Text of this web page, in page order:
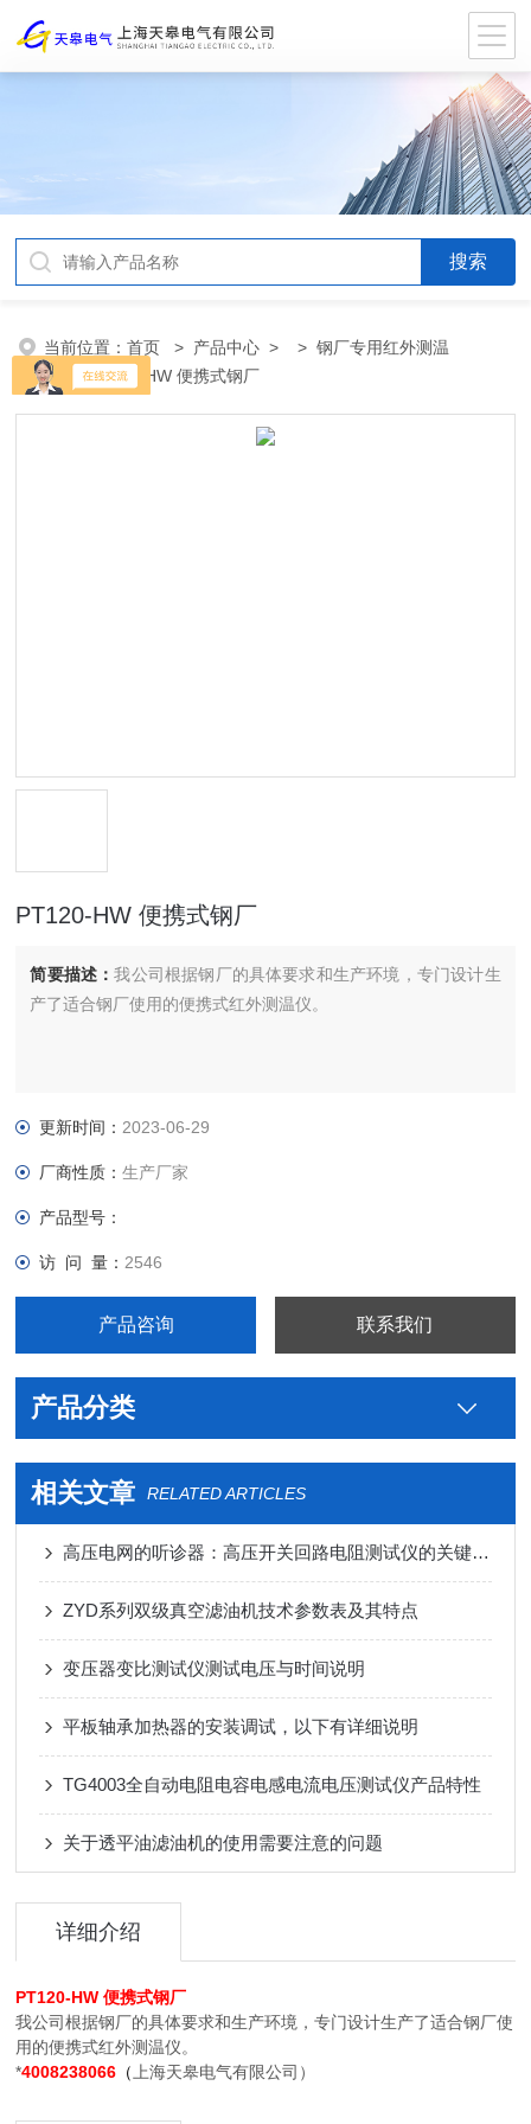
当前位置：首页 > 产品中心 > >钢厂专用红外测温
仪
> PT120-HW 便携式钢厂
PT120-HW 便携式钢厂
简要描述：我公司根据钢厂的具体要求和生产环境，专门设计生
产了适合钢厂使用的便携式红外测温仪。
更新时间： 2023-06-29
厂商性质：生产厂家
产品型号：
访 问 量： 2546
产品咨询 联系我们
产品分类
相关文章 RELATED ARTICLES
高压电网的听诊器：高压开关回路电阻测试仪的关键作用
ZYD系列双级真空滤油机技术参数表及其特点
变压器变比测试仪测试电压与时间说明
平板轴承加热器的安装调试，以下有详细说明
TG4003全自动电阻电容电感电流电压测试仪产品特性
关于透平油滤油机的使用需要注意的问题
详细介绍
PT120-HW 便携式钢厂
我公司根据钢厂的具体要求和生产环境，专门设计生产了适合钢厂使
用的便携式红外测温仪。
*4008238066 （ 上海天皋电气有限公司）